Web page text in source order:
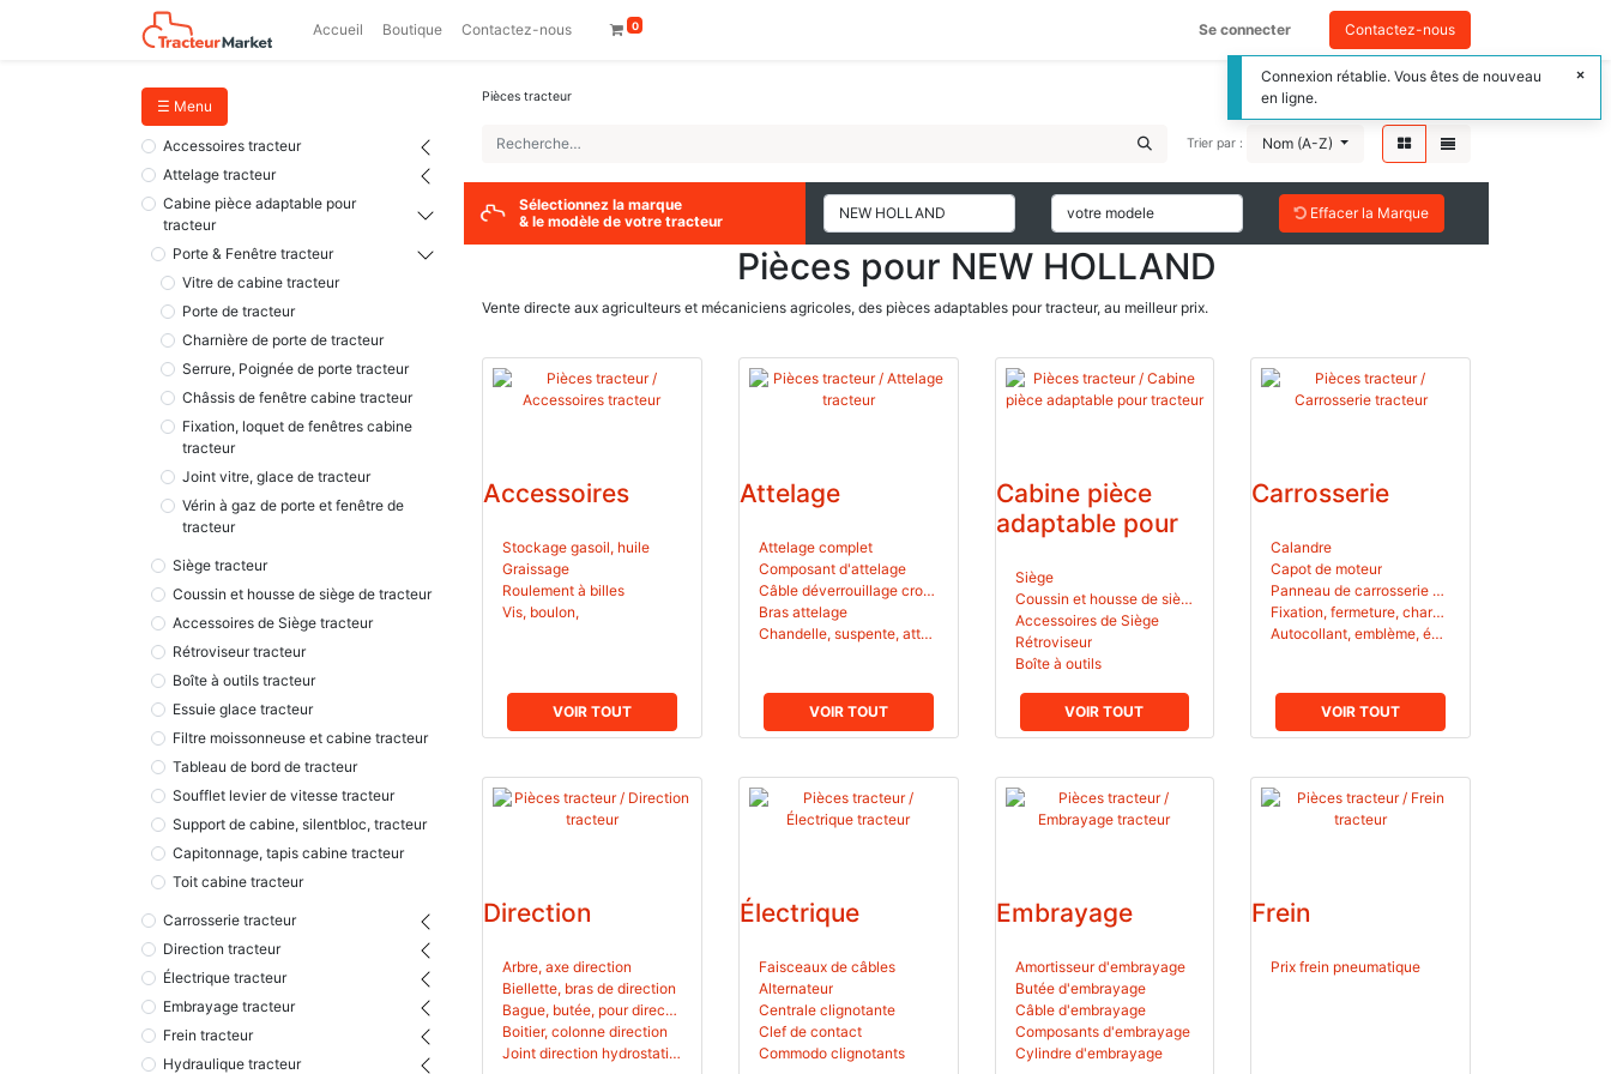
Accueil Boutique Contactez-nous 0 Se connecter Contactez-nous
☰ Menu
Accessoires tracteur
Attelage tracteur
Cabine pièce adaptable pour
tracteur
Porte & Fenêtre tracteur
Vitre de cabine tracteur
Porte de tracteur
Charnière de porte de tracteur
Serrure, Poignée de porte tracteur
Châssis de fenêtre cabine tracteur
Fixation, loquet de fenêtres cabine
tracteur
Joint vitre, glace de tracteur
Vérin à gaz de porte et fenêtre de
tracteur
Siège tracteur
Coussin et housse de siège de tracteur
Accessoires de Siège tracteur
Rétroviseur tracteur
Boîte à outils tracteur
Essuie glace tracteur
Filtre moissonneuse et cabine tracteur
Tableau de bord de tracteur
Soufflet levier de vitesse tracteur
Support de cabine, silentbloc, tracteur
Capitonnage, tapis cabine tracteur
Toit cabine tracteur
Carrosserie tracteur
Direction tracteur
Électrique tracteur
Embrayage tracteur
Frein tracteur
Hydraulique tracteur
Pièces tracteur
Trier par : Nom (A-Z)
Sélectionnez la marque
& le modèle de votre tracteur
Effacer la Marque
Pièces pour NEW HOLLAND
Vente directe aux agriculteurs et mécaniciens agricoles, des pièces adaptables pour tracteur, au meilleur prix.
Accessoires
Stockage gasoil, huile
Graissage
Roulement à billes
Vis, boulon,
VOIR TOUT
Attelage
Attelage complet
Composant d'attelage
Câble déverrouillage crochet attelage
Bras attelage
Chandelle, suspente, attelage,
VOIR TOUT
Cabine pièce
adaptable pour
Siège
Coussin et housse de siège de
Accessoires de Siège
Rétroviseur
Boîte à outils
VOIR TOUT
Carrosserie
Calandre
Capot de moteur
Panneau de carrosserie pour
Fixation, fermeture, charnière pour carrosserie
Autocollant, emblème, écusson pour
VOIR TOUT
Direction
Arbre, axe direction
Biellette, bras de direction
Bague, butée, pour direction
Boitier, colonne direction
Joint direction hydrostatique
Électrique
Faisceaux de câbles
Alternateur
Centrale clignotante
Clef de contact
Commodo clignotants
Embrayage
Amortisseur d'embrayage
Butée d'embrayage
Câble d'embrayage
Composants d'embrayage
Cylindre d'embrayage
Frein
Prix frein pneumatique
Connexion rétablie. Vous êtes de nouveau
en ligne.